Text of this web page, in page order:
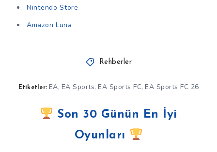
Nintendo Store
Amazon Luna
Rehberler
Etiketler: EA, EA Sports, EA Sports FC, EA Sports FC 26
Son 30 Günün En İyi
Oyunları